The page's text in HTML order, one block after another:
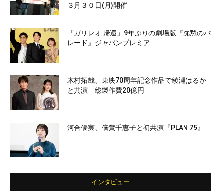
３月３０日(月)開催
「ガリレオ 帰還」9年ぶりの劇場版『沈黙のパ
レード』ジャパンプレミア
木村拓哉、東映70周年記念作品で綾瀬はるか
と共演 総製作費20億円
河合優実、倍賞千恵子と初共演『PLAN 75』
インタビュー